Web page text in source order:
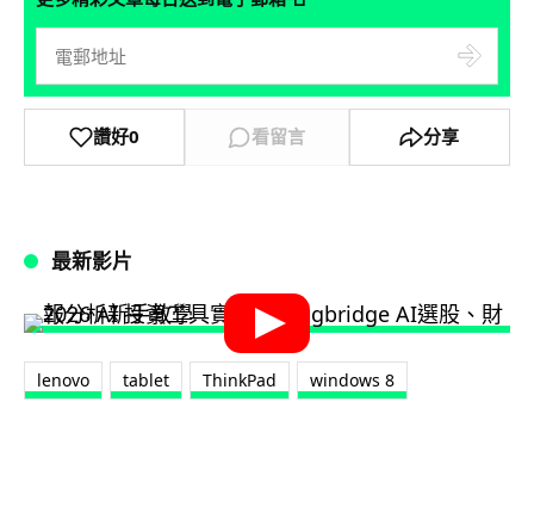
讚好0 看留言 分享
最新影片
lenovo tablet ThinkPad windows 8